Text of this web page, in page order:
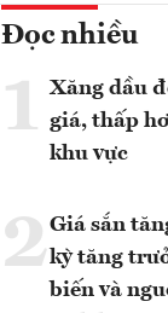
Đọc nhiều
1 Xăng dầu
giá, thấp
khu vực
2Giá sắn
kỳ tăng
biến và